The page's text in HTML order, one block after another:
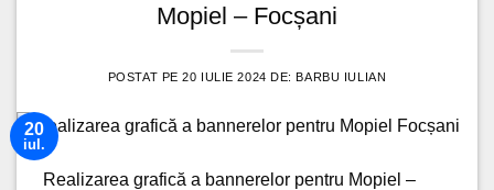
Mopiel – Focșani
POSTAT PE20 IULIE 2024 DE:BARBU IULIAN
20
iul.
Realizarea grafică a bannerelor pentru Mopiel –